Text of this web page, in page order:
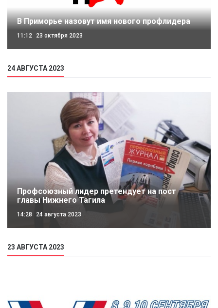
В Приморье назовут имя нового профлидера
11:12 23 октября 2023
24 АВГУСТА 2023
Профсоюзный лидер претендует на пост
главы Нижнего Тагила
14:28 24 августа 2023
23 АВГУСТА 2023